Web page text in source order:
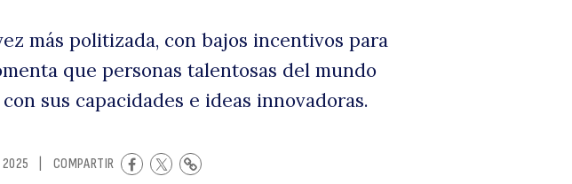
más politizada, con bajos incentivos para
que personas talentosas del mundo
sus capacidades e ideas innovadoras.
2025 COMPARTIR